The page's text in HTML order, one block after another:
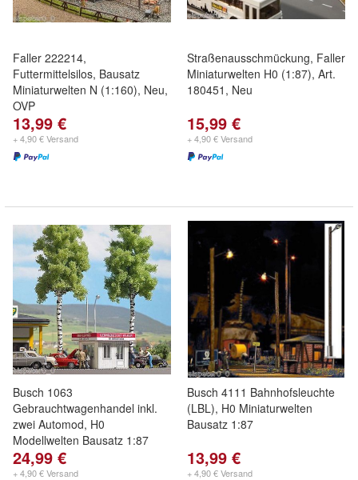
Faller 222214,
Futtermittelsilos, Bausatz
Miniaturwelten N (1:160), Neu,
OVP
13,99 €
+ 4,90 € Versand
Straßenausschmückung, Faller
Miniaturwelten H0 (1:87), Art.
180451, Neu
15,99 €
+ 4,90 € Versand
Busch 1063
Gebrauchtwagenhandel inkl.
zwei Automod, H0
Modellwelten Bausatz 1:87
24,99 €
+ 4,90 € Versand
Busch 4111 Bahnhofsleuchte
(LBL), H0 Miniaturwelten
Bausatz 1:87
13,99 €
+ 4,90 € Versand